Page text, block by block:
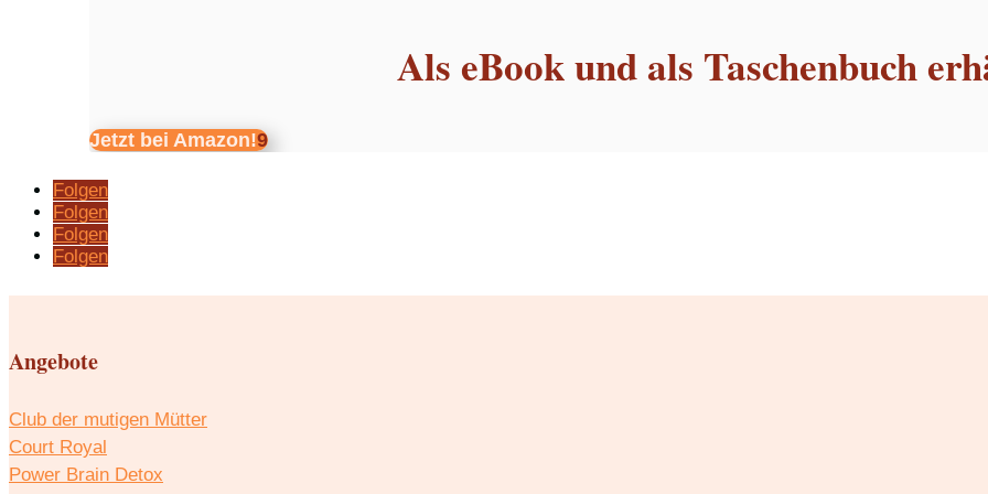
Als eBook und als Taschenbuch
Jetzt bei Amazon!
Folgen
Folgen
Folgen
Folgen
Angebote
Club der mutigen Mütter
Court Royal
Power Brain Detox